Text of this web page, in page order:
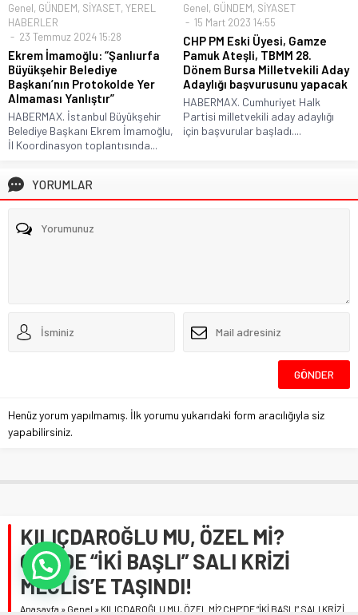
Genel, GÜNDEM, SİYASET, YEREL
HABERLER
23 Temmuz 2024 15:28
Ekrem İmamoğlu: “Şanlıurfa
Büyükşehir Belediye
Başkanı’nın Protokolde Yer
Almaması Yanlıştır”
HABERMAX. İstanbul Büyükşehir
Belediye Başkanı Ekrem İmamoğlu,
İl Koordinasyon toplantısında...
Genel, GÜNDEM, SİYASET
15 Mart 2023 14:55
CHP PM Eski Üyesi, Gamze
Pamuk Ateşli, TBMM 28.
Dönem Bursa Milletvekili Aday
Adaylığı başvurusunu yapacak
HABERMAX. Cumhuriyet Halk
Partisi milletvekili aday adaylığı
için başvurular başladı....
YORUMLAR
Henüz yorum yapılmamış. İlk yorumu yukarıdaki form aracılığıyla siz
yapabilirsiniz.
KILIÇDAROĞLU MU, ÖZEL Mİ?
CHP’DE “İKİ BAŞLI” SALI KRİZİ
MECLİS’E TAŞINDI!
Anasayfa » Genel » KILIÇDAROĞLU MU, ÖZEL Mİ? CHP’DE “İKİ BAŞLI” SALI KRİZİ